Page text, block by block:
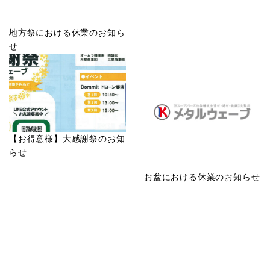
地方祭における休業のお知ら
せ
【お得意様】大感謝祭のお知
らせ
お盆における休業のお知らせ